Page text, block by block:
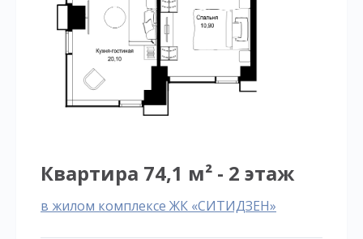
Квартира 74,1 м² - 2 этаж
в жилом комплексе ЖК «СИТИДЗЕН»